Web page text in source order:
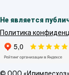
Не является
Политика